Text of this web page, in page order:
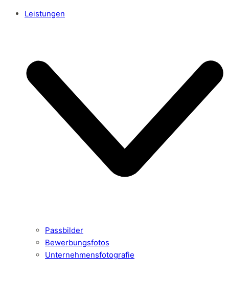
Leistungen
Passbilder
Bewerbungsfotos
Unternehmensfotografie